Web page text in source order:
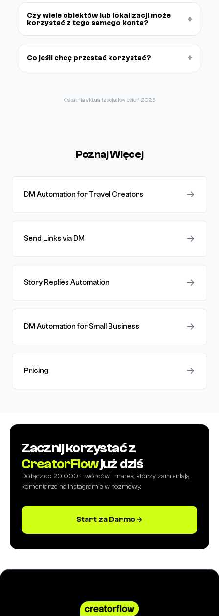
Czy wiele obiektów lub lokalizacji może
korzystać z tego samego konta?
+
Co jeśli chcę przestać korzystać? +
Ostatnia aktualizacja: kwiecień 2026
Poznaj Więcej
DM Automation for Travel Creators →
Send Links via DM →
Story Replies Automation →
DM Automation for Small Business →
Pricing →
Zacznij korzystać z
CreatorFlowjuż dziś
Dołącz do 20 000+ twórców i marek, którzy zamieniają
komentarze na Instagramie w rozmowy.
Start za Darmo